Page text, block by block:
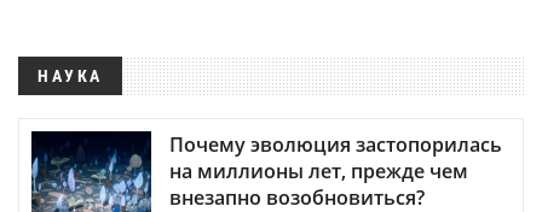
НАУКА
Почему эволюция застопорилась
на миллионы лет, прежде чем
внезапно возобновиться?